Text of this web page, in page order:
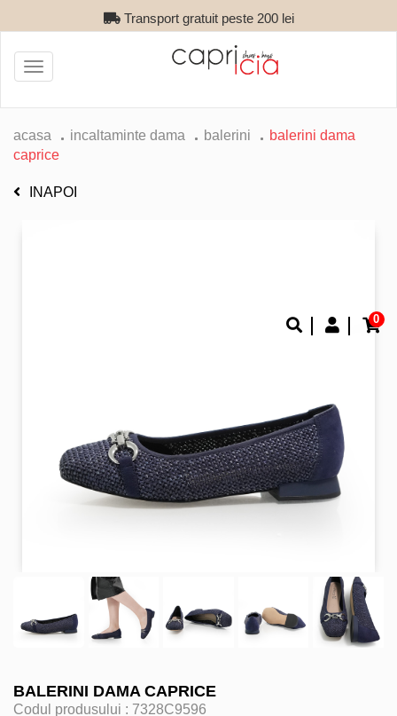
Transport gratuit peste 200 lei
0
Toggle
navigation
acasa incaltaminte dama balerini
balerini dama
caprice
INAPOI
BALERINI DAMA CAPRICE
Codul produsului : 7328C9596